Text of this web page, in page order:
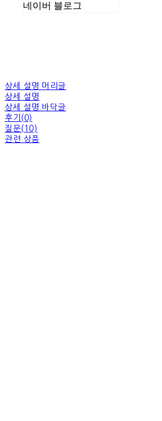
네이버 블로그
상세 설명 머리글
상세 설명
상세 설명 바닥글
후기(0)
질문(10)
관련 상품